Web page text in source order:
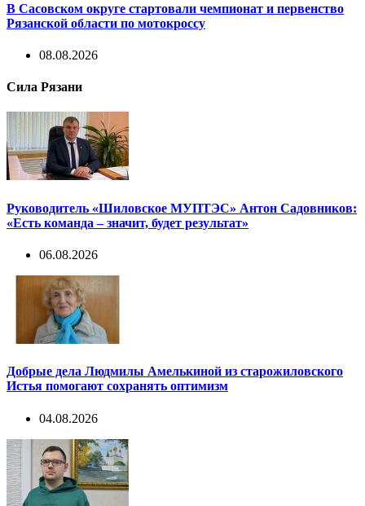
В Сасовском округе стартовали чемпионат и первенство
Рязанской области по мотокроссу
08.08.2026
Сила Рязани
Руководитель «Шиловское МУПТЭС» Антон Садовников:
«Есть команда – значит, будет результат»
06.08.2026
Добрые дела Людмилы Амелькиной из старожиловского
Истья помогают сохранять оптимизм
04.08.2026